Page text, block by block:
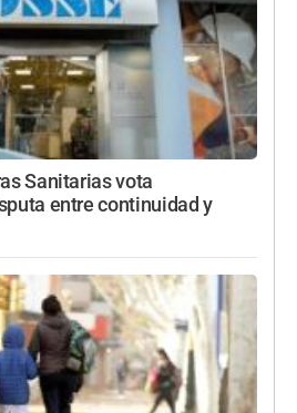
Sanitarias vota
entre continuidad y